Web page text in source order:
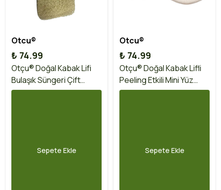
Otcu®
₺ 74.99
Otçu® Doğal Kabak Lifi
Bulaşık Süngeri Çift
Taraflı Kullanım
Sepete Ekle
Otcu®
₺ 74.99
Otçu® Doğal Kabak Lifli
Peeling Etkili Mini Yüz
Kesesi
Sepete Ekle